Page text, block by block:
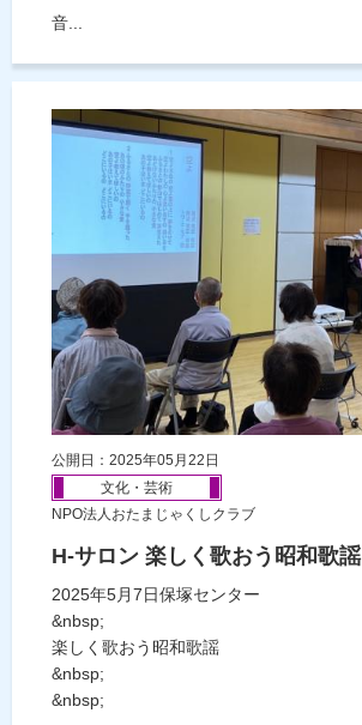
音...
公開日：2025年05月22日
文化・芸術
NPO法人おたまじゃくしクラブ
H-サロン 楽しく歌おう昭和歌謡
2025年5月7日保塚センター
&nbsp;
楽しく歌おう昭和歌謡
&nbsp;
&nbsp;